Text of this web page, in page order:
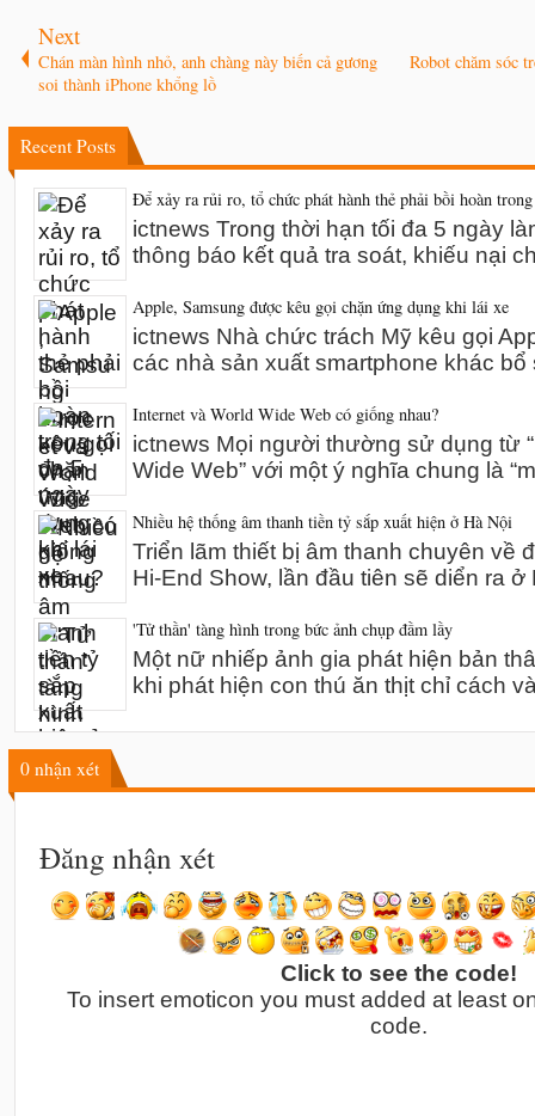
Next
Chán màn hình nhỏ, anh chàng này biến cả gương
soi thành iPhone khổng lồ
Robot chăm sóc
Recent Posts
Để xảy ra rủi ro, tổ chức phát hành thẻ phải bồi hoàn
ictnews Trong thời hạn tối đa 5 ngày
thông báo kết quả tra soát, khiếu nại
Apple, Samsung được kêu gọi chặn ứng dụng khi lái xe
ictnews Nhà chức trách Mỹ kêu gọi
các nhà sản xuất smartphone khác bổ
Internet và World Wide Web có giống nhau?
ictnews Mọi người thường sử dụng từ
Wide Web” với một ý nghĩa chung là
Nhiều hệ thống âm thanh tiền tỷ sắp xuất hiện ở Hà Nội
Triển lãm thiết bị âm thanh chuyên về
Hi-End Show, lần đầu tiên sẽ diển ra
'Tử thần' tàng hình trong bức ảnh chụp đầm lầy
Một nữ nhiếp ảnh gia phát hiện bản
khi phát hiện con thú ăn thịt chỉ cách
0 nhận xét
Đăng nhận xét
Click to see the code!
To insert emoticon you must added at least
code.